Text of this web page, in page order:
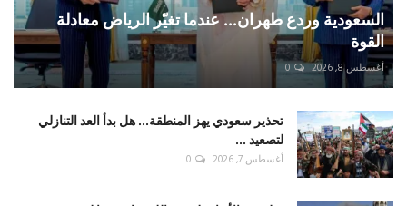
السعودية وردع طهران... عندما تغيّر الرياض معادلة
القوة
أغسطس 8, 2026 0
تحذير سعودي يهز المنطقة... هل بدأ العد التنازلي
لتصعيد ...
أغسطس 7, 2026 0